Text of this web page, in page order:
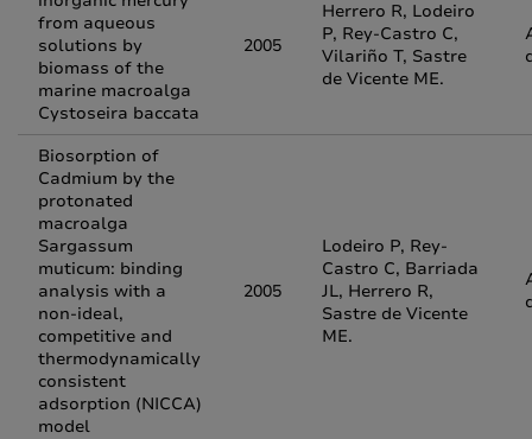
from aqueous
solutions by
biomass of the
marine macroalga
Cystoseira baccata
2005
Herrero R, Lodeiro
P, Rey-Castro C,
Vilariño T, Sastre
de Vicente ME.
Biosorption of
Cadmium by the
protonated
macroalga
Sargassum
muticum: binding
analysis with a
non-ideal,
competitive and
thermodynamically
consistent
adsorption (NICCA)
model
2005
Lodeiro P, Rey-
Castro C, Barriada
JL, Herrero R,
Sastre de Vicente
ME.